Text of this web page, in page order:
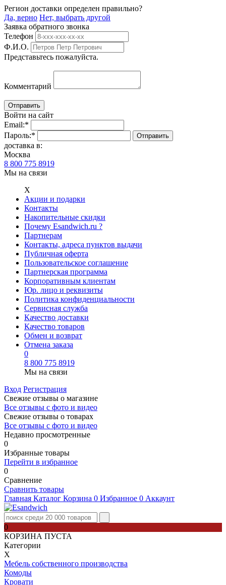
Регион доставки определен правильно?
Да, верно Нет, выбрать другой
Заявка обратного звонка
Телефон
Ф.И.О.
Представьтесь пожалуйста.
Комментарий
Войти на сайт
Email:*
Пароль:*
доставка в:
Москва
8 800 775 8919
Мы на связи
Х
Акции и подарки
Контакты
Накопительные скидки
Почему Esandwich.ru ?
Партнерам
Контакты, адреса пунктов выдачи
Публичная оферта
Пользовательское соглашение
Партнерская программа
Корпоративным клиентам
Юр. лицо и реквизиты
Политика конфиденциальности
Сервисная служба
Качество доставки
Качество товаров
Обмен и возврат
Отмена заказа
0
8 800 775 8919
Мы на связи
Вход Регистрация
Свежие отзывы о магазине
Все отзывы с фото и видео
Свежие отзывы о товарах
Все отзывы c фото и видео
Недавно просмотренные
0
Избранные товары
Перейти в избранное
0
Сравнение
Сравнить товары
Главная Каталог Корзина 0 Избранное 0 Аккаунт
0
КОРЗИНА ПУСТА
Категории
Х
Мебель собственного производства
Комоды
Кровати